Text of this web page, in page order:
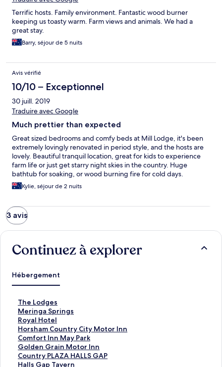
Terrific hosts. Family environment. Fantastic wood burner
keeping us toasty warm. Farm views and animals. We had a
great stay.
Barry, séjour de 5 nuits
Avis vérifié
10/10 – Exceptionnel
30 juill. 2019
Traduire avec Google
Much prettier than expected
Great sized bedrooms and comfy beds at Mill Lodge, it's been
extremely lovingly renovated in period style, and the hosts are
lovely. Beautiful tranquil location, great for kids to experience
farm life or just get starry night skies in the country. Huge
bathtub for soaking, or wood burning fire for cold days.
Kylie, séjour de 2 nuits
3 avis
Continuez à explorer
Hébergement
The Lodges
T
h
e
L
o
d
g
e
Meringa Springs
M
e
r
i
n
g
a
Royal Hotel
R
o
y
a
l
H
Horsham Country City Motor Inn
H
o
r
s
h
Comfort Inn May Park
C
o
m
f
Golden Grain Motor Inn
G
o
l
Country PLAZA HALLS GAP
C
o
Halls Gap Tavern
H